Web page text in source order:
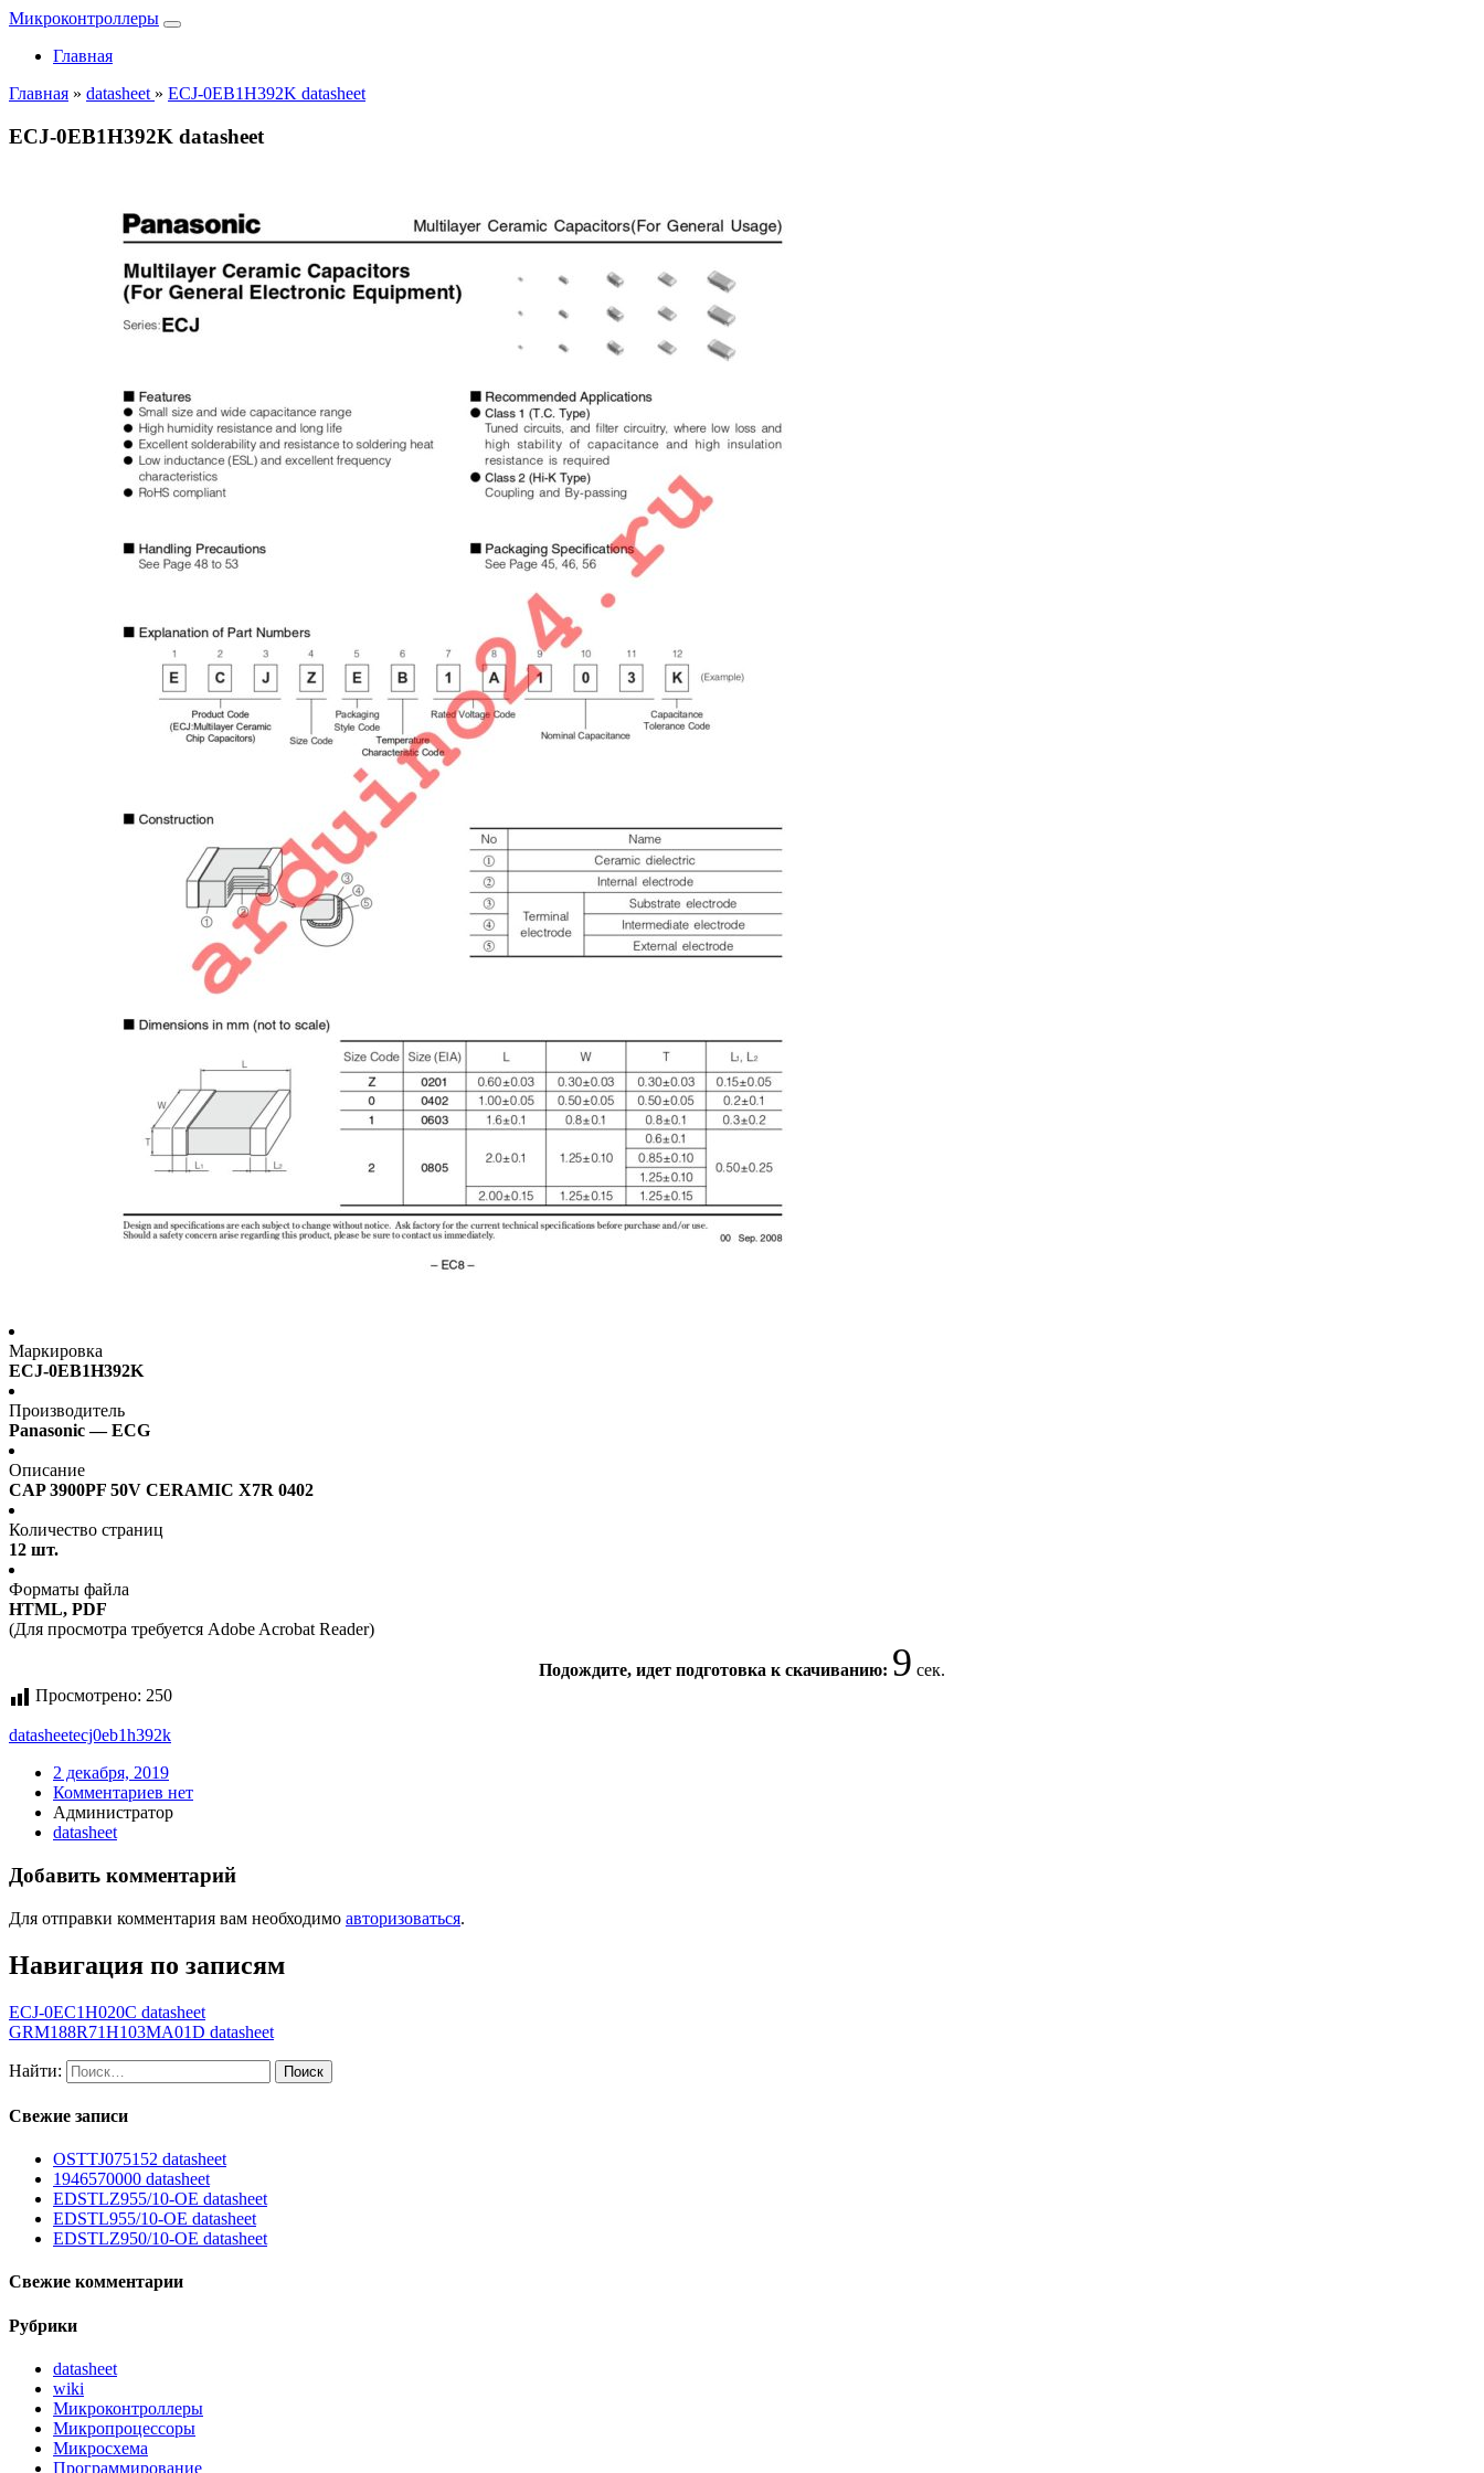
Микроконтроллеры
Главная
Главная » datasheet » ECJ-0EB1H392K datasheet
ECJ-0EB1H392K datasheet
Маркировка
ECJ-0EB1H392K
Производитель
Panasonic — ECG
Описание
CAP 3900PF 50V CERAMIC X7R 0402
Количество страниц
12 шт.
Форматы файла
HTML, PDF
(Для просмотра требуется Adobe Acrobat Reader)
Подождите, идет подготовка к скачиванию: 8 сек.
Просмотрено: 250
datasheetecj0eb1h392k
2 декабря, 2019
Комментариев нет
Администратор
datasheet
Добавить комментарий
Для отправки комментария вам необходимо авторизоваться.
Навигация по записям
ECJ-0EC1H020C datasheet
GRM188R71H103MA01D datasheet
Найти:
Свежие записи
OSTTJ075152 datasheet
1946570000 datasheet
EDSTLZ955/10-OE datasheet
EDSTL955/10-OE datasheet
EDSTLZ950/10-OE datasheet
Свежие комментарии
Рубрики
datasheet
wiki
Микроконтроллеры
Микропроцессоры
Микросхема
Программирование